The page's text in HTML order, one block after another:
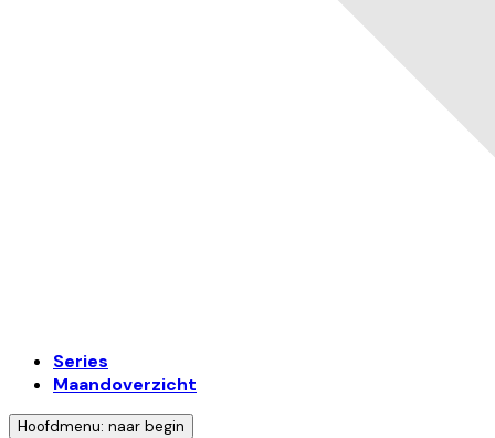
Series
Maandoverzicht
Hoofdmenu: naar begin